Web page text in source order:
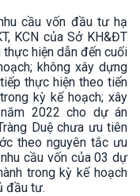
cầu vốn đầu tư hạ
KCN của Sở KH&ĐT
hiện dẫn đến cuối
không xây dựng
thực hiện theo tiến
kỳ kế hoạch; xây
2022 cho dự án
Duệ chưa ưu tiên
theo nguyên tắc ưu
cầu vốn của 03 dự
trong kỳ kế hoạch
đầu tư.